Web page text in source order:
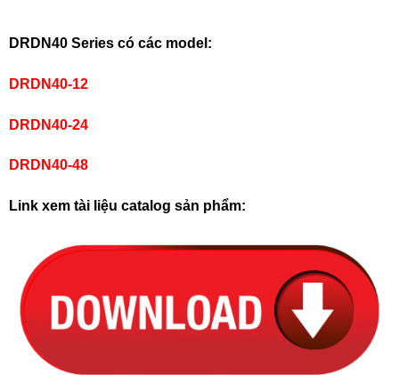
DRDN40 Series có các model:
DRDN40-12
DRDN40-24
DRDN40-48
Link xem tài liệu catalog sản phẩm: